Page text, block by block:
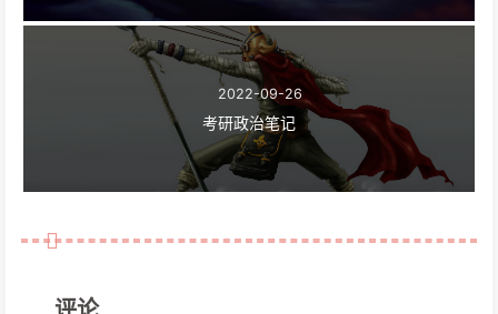
2022-09-26
考研政治笔记